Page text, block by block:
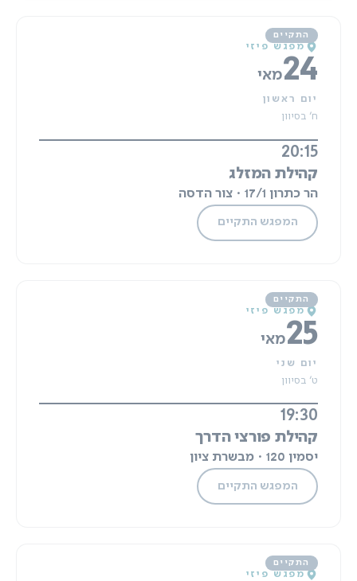
מפגש פיזי
24מאי
יום ראשון
ח' בסיוון
20:15
קהילת המזלג
הר כתרון 17/1 · צור הדסה
המפגש התקיים
מפגש פיזי
25מאי
יום שני
ט' בסיוון
19:30
קהילת פורצי הדרך
יסמין 120 · מבשרת ציון
המפגש התקיים
מפגש פיזי